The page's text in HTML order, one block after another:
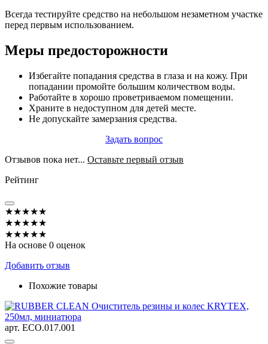
Всегда тестируйте средство на небольшом незаметном участке
перед первым использованием.
Меры предосторожности
Избегайте попадания средства в глаза и на кожу. При
попадании промойте большим количеством воды.
Работайте в хорошо проветриваемом помещении.
Храните в недоступном для детей месте.
Не допускайте замерзания средства.
Задать вопрос
Отзывов пока нет... Оставьте первый отзыв
Рейтинг
★★★★★
★★★★★
★★★★★
На основе 0 оценок
Добавить отзыв
Похожие товары
арт. ECO.017.001